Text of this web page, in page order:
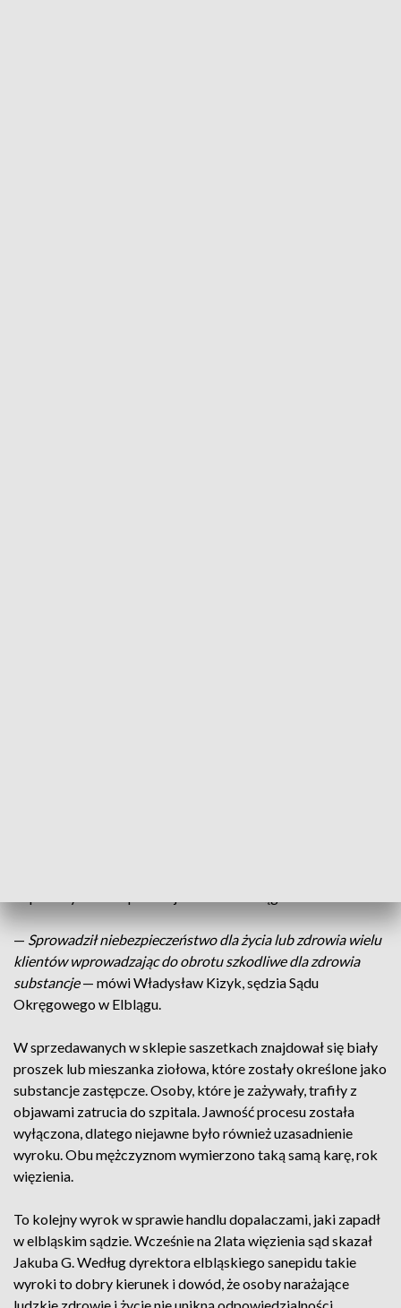
— Sprowadził niebezpieczeństwo dla życia lub zdrowia wielu
klientów wprowadzając do obrotu szkodliwe dla zdrowia
substancje— mówi Władysław Kizyk, sędzia Sądu
Okręgowego w Elblągu.
W sprzedawanych w sklepie saszetkach znajdował się biały
proszek lub mieszanka ziołowa, które zostały określone jako
substancje zastępcze. Osoby, które je zażywały, trafiły z
objawami zatrucia do szpitala. Jawność procesu została
wyłączona, dlatego niejawne było również uzasadnienie
wyroku. Obu mężczyznom wymierzono taką samą karę, rok
więzienia.
To kolejny wyrok w sprawie handlu dopalaczami, jaki zapadł
w elbląskim sądzie. Wcześnie na 2lata więzienia sąd skazał
Jakuba G. Według dyrektora elbląskiego sanepidu takie
wyroki to dobry kierunek i dowód, że osoby narażające